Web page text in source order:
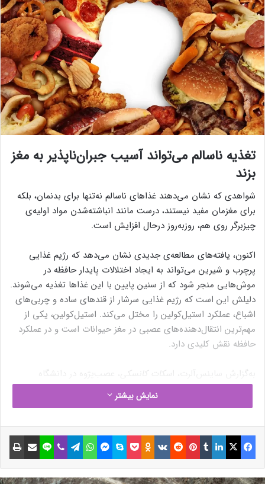
تغذیه ناسالم می‌تواند آسیب جبران‌ناپذیر به مغز
بزند
شواهدی که نشان می‌دهند غذاهای ناسالم نه‌تنها برای بدنمان، بلکه
برای مغزمان مفید نیستند، درست مانند انباشته‌شدن مواد اولیه‌ی
چیزبرگر روی هم، روز‌به‌روز درحال افزایش است.
اکنون، یافته‌های مطالعه‌ی جدیدی نشان می‌دهد که رژیم غذایی
پرچرب و شیرین می‌تواند به ایجاد اختلالات پایدار حافظه در
موش‌هایی منجر شود که از سنین پایین با این غذاها تغذیه می‌شوند.
دلیلش این است که رژیم غذایی سرشار از قندهای ساده و چربی‌های
اشباع، عملکرد استیل‌کولین را مختل می‌کند. استیل‌کولین، یکی از
مهم‌ترین انتقال‌دهنده‌های عصبی در مغز حیوانات است و در عملکرد
حافظه نقش کلیدی دارد.
به‌گزارش ساینس‌آلرت، ا سکات کانسکی
، عصب‌پژوه در دانشگاه
کالیفرنیای جنوبی می‌گوید: «نه تنها یافته‌های این مقاله، بلکه از دیگر
مطالعات اخیرمان نیز نتیجه می‌گیریم که اگر موش‌ها با رژیم غذایی
دچار می‌شوند.»
تحقیقات اخیر، رژیم غذایی حاوی غذاهای ناسالم و فرآوری‌شده را با
خطر ابتلا به بیماری آلزایمر در دوران پیری مرتبط می‌دانند.
نمایش بیشتر
فیسبوک ایکس لینکداین تامبلر پینتریست Reddit
VKontakte
Odnoklassniki پاکت اسکایپ مسنجر واتس آپ تلگرام وایبر لاین اشتراک گذاری با ایمیل